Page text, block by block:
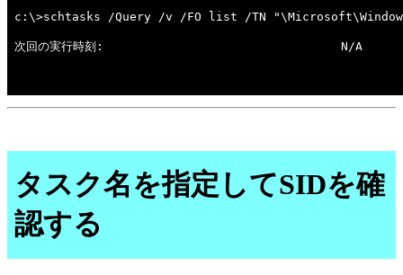
タスク名を指定してSIDを確
認する